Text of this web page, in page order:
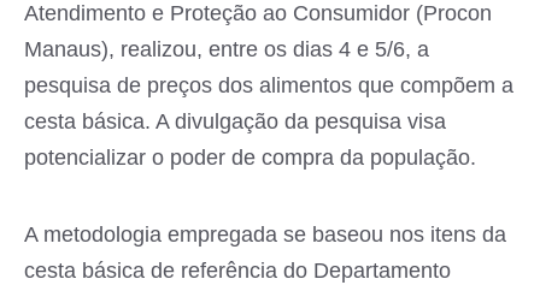
Atendimento e Proteção ao Consumidor (Procon
Manaus), realizou, entre os dias 4 e 5/6, a
pesquisa de preços dos alimentos que compõem a
cesta básica. A divulgação da pesquisa visa
potencializar o poder de compra da população.
A metodologia empregada se baseou nos itens da
cesta básica de referência do Departamento